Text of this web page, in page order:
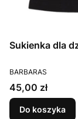
Sukienka dla
PRODUCENT
BARBARAS
Cena
45,00 zł
Do koszyka